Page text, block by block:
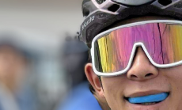
加盟
エン
JBCF ROAD